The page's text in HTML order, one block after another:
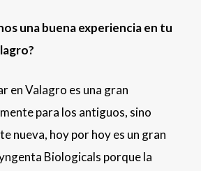
una buena experiencia en tu
en Valagro es una gran
para los antiguos, sino
nueva, hoy por hoy es un gran
Biologicals porque la